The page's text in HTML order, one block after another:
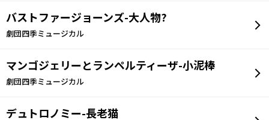
バストファージョーンズ-大人物?
劇団四季ミュージカル
マンゴジェリーとランペルティーザ-小泥棒
劇団四季ミュージカル
デュトロノミー-長老猫